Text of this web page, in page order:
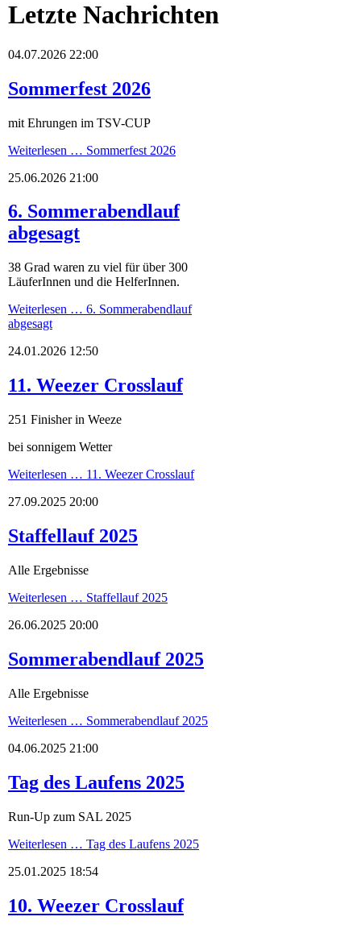
Letzte Nachrichten
04.07.2026 22:00
Sommerfest 2026
mit Ehrungen im TSV-CUP
Weiterlesen … Sommerfest 2026
25.06.2026 21:00
6. Sommerabendlauf
abgesagt
38 Grad waren zu viel für über 300
LäuferInnen und die HelferInnen.
Weiterlesen … 6. Sommerabendlauf
abgesagt
24.01.2026 12:50
11. Weezer Crosslauf
251 Finisher in Weeze
bei sonnigem Wetter
Weiterlesen … 11. Weezer Crosslauf
27.09.2025 20:00
Staffellauf 2025
Alle Ergebnisse
Weiterlesen … Staffellauf 2025
26.06.2025 20:00
Sommerabendlauf 2025
Alle Ergebnisse
Weiterlesen … Sommerabendlauf 2025
04.06.2025 21:00
Tag des Laufens 2025
Run-Up zum SAL 2025
Weiterlesen … Tag des Laufens 2025
25.01.2025 18:54
10. Weezer Crosslauf